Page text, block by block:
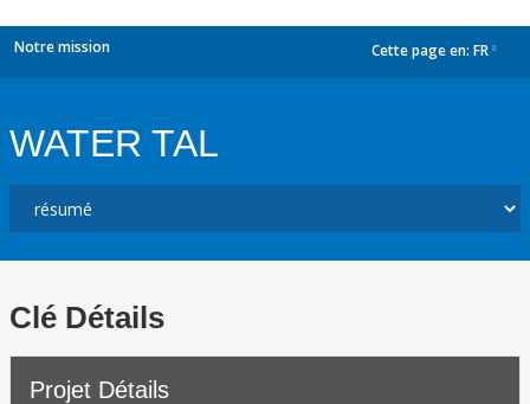
Notre mission Cette page en: FR
WATER TAL
Clé Détails
Projet Détails